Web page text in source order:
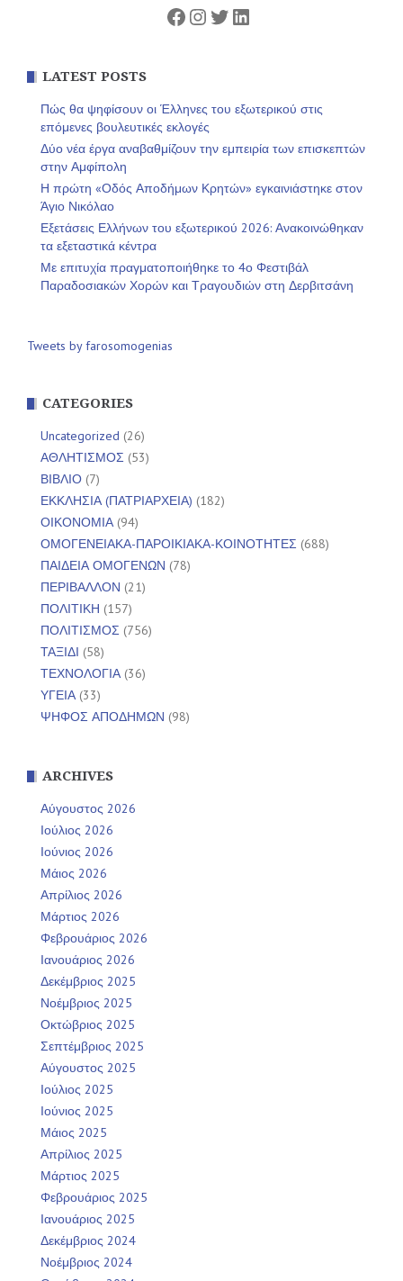
Facebook
Instagram
Twitter
Linkedin
LATEST POSTS
Πώς θα ψηφίσουν οι Έλληνες του εξωτερικού στις
επόμενες βουλευτικές εκλογές
Δύο νέα έργα αναβαθμίζουν την εμπειρία των επισκεπτών
στην Αμφίπολη
Η πρώτη «Οδός Αποδήμων Κρητών» εγκαινιάστηκε στον
Άγιο Νικόλαο
Εξετάσεις Ελλήνων του εξωτερικού 2026: Ανακοινώθηκαν
τα εξεταστικά κέντρα
Με επιτυχία πραγματοποιήθηκε το 4ο Φεστιβάλ
Παραδοσιακών Χορών και Τραγουδιών στη Δερβιτσάνη
Tweets by farosomogenias
CATEGORIES
Uncategorized (26)
ΑΘΛΗΤΙΣΜΟΣ (53)
ΒΙΒΛΙΟ (7)
ΕΚΚΛΗΣΙΑ (ΠΑΤΡΙΑΡΧΕΙΑ) (182)
ΟΙΚΟΝΟΜΙΑ(94)
ΟΜΟΓΕΝΕΙΑΚΑ-ΠΑΡΟΙΚΙΑΚΑ-ΚΟΙΝΟΤΗΤΕΣ (688)
ΠΑΙΔΕΙΑ ΟΜΟΓΕΝΩΝ (78)
ΠΕΡΙΒΑΛΛΟΝ (21)
ΠΟΛΙΤΙΚΗ (157)
ΠΟΛΙΤΙΣΜΟΣ (756)
ΤΑΞΙΔΙ (58)
ΤΕΧΝΟΛΟΓΙΑ(36)
ΥΓΕΙΑ(33)
ΨΗΦΟΣ ΑΠΟΔΗΜΩΝ (98)
ARCHIVES
Αύγουστος 2026
Ιούλιος 2026
Ιούνιος 2026
Μάιος 2026
Απρίλιος 2026
Μάρτιος 2026
Φεβρουάριος 2026
Ιανουάριος 2026
Δεκέμβριος 2025
Νοέμβριος 2025
Οκτώβριος 2025
Σεπτέμβριος 2025
Αύγουστος 2025
Ιούλιος 2025
Ιούνιος 2025
Μάιος 2025
Απρίλιος 2025
Μάρτιος 2025
Φεβρουάριος 2025
Ιανουάριος 2025
Δεκέμβριος 2024
Νοέμβριος 2024